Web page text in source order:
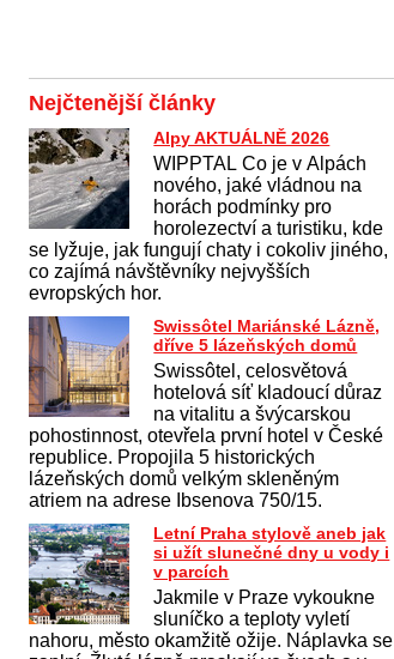
Nejčtenější články
Alpy AKTUÁLNĚ 2026
WIPPTAL Co je v Alpách
nového, jaké vládnou na
horách podmínky pro
horolezectví a turistiku, kde
se lyžuje, jak fungují chaty i cokoliv jiného,
co zajímá návštěvníky nejvyšších
evropských hor.
Swissôtel Mariánské Lázně,
dříve 5 lázeňských domů
Swissôtel, celosvětová
hotelová síť kladoucí důraz
na vitalitu a švýcarskou
pohostinnost, otevřela první hotel v České
republice. Propojila 5 historických
lázeňských domů velkým skleněným
atriem na adrese Ibsenova 750/15.
Letní Praha stylově aneb jak
si užít slunečné dny u vody i
v parcích
Jakmile v Praze vykoukne
sluníčko a teploty vyletí
nahoru, město okamžitě ožije. Náplavka se